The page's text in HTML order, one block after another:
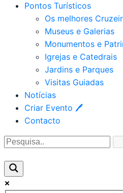
Pontos Turísticos
Os melhores
Museus e Galerias
Monumentos e
Igrejas e Catedrais
Jardins e Parques
Visitas Guiadas
Notícias
Criar Evento 🖊
Contacto